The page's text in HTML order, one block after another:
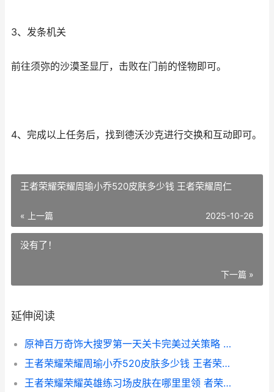
3、发条机关
前往须弥的沙漠圣显厅，击败在门前的怪物即可。
4、完成以上任务后，找到德沃沙克进行交换和互动即可。
王者荣耀荣耀周瑜小乔520皮肤多少钱 王者荣耀周仁
« 上一篇 2025-10-26
没有了！
下一篇 »
延伸阅读
原神百万奇饰大搜罗第一天关卡完美过关策略 原神百万奇饰大搜罗拍照没反应
王者荣耀荣耀周瑜小乔520皮肤多少钱 王者荣耀周仁
王者荣耀荣耀英雄练习场皮肤在哪里里领 者荣耀王者荣耀